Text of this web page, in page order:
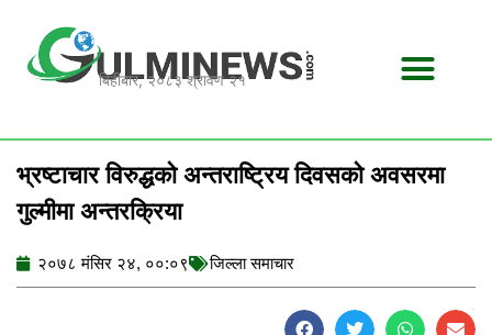
content
बिहीबार, २०८३ श्रावण २१
भ्रष्टाचार विरुद्धको अन्तराष्ट्रिय दिवसको अवसरमा
गुल्मीमा अन्तरक्रिया
२०७८ मंसिर २४, ००:०९ जिल्ला समाचार